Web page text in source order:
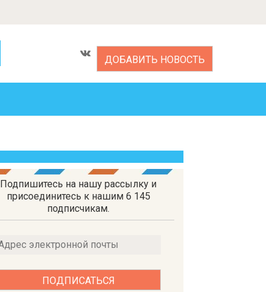
ДОБАВИТЬ НОВОСТЬ
Подпишитесь на нашу рассылку и
присоединитесь к нашим 6 145
подписчикам.